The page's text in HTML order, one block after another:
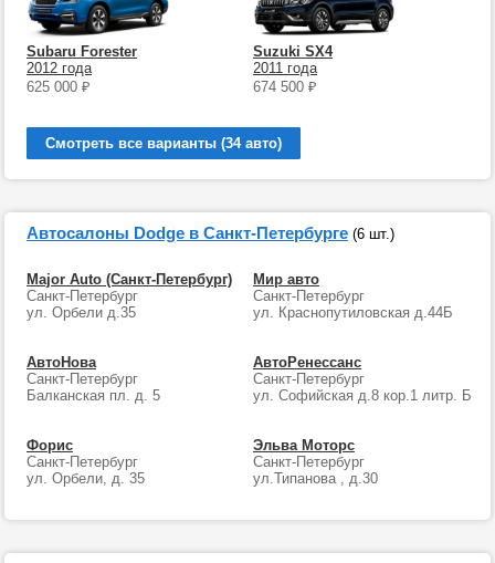
Subaru Forester
2012 года
625 000 ₽
Suzuki SX4
2011 года
674 500 ₽
Смотреть все варианты (34 авто)
Автосалоны Dodge в Санкт-Петербурге (6 шт.)
Major Auto (Санкт-Петербург)
Санкт-Петербург
ул. Орбели д.35
Мир авто
Санкт-Петербург
ул. Краснопутиловская д.44Б
АвтоНова
Санкт-Петербург
Балканская пл. д. 5
АвтоРенессанс
Санкт-Петербург
ул. Софийская д.8 кор.1 литр. Б
Форис
Санкт-Петербург
ул. Орбели, д. 35
Эльва Моторс
Санкт-Петербург
ул.Типанова , д.30